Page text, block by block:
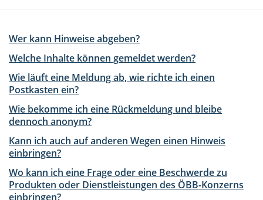
Wer kann Hinweise abgeben?
Welche Inhalte können gemeldet werden?
Wie läuft eine Meldung ab, wie richte ich einen
Postkasten ein?
Wie bekomme ich eine Rückmeldung und bleibe
dennoch anonym?
Kann ich auch auf anderen Wegen einen Hinweis
einbringen?
Wo kann ich eine Frage oder eine Beschwerde zu
Produkten oder Dienstleistungen des ÖBB-Konzerns
einbringen?